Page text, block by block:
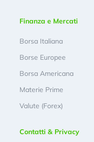
Finanza e Mercati
Borsa Italiana
Borse Europee
Borsa Americana
Materie Prime
Valute (Forex)
Contatti & Privacy